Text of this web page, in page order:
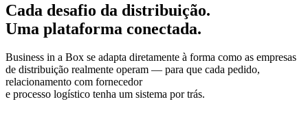
Cada desafio da distribuição.
Uma plataforma conectada.
Business in a Box se adapta diretamente à forma como as empresas
de distribuição realmente operam — para que cada pedido,
relacionamento com fornecedor
e processo logístico tenha um sistema por trás.